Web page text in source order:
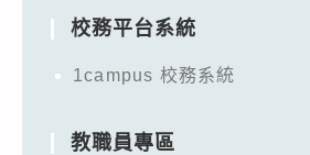
校務平台系統
1campus 校務系統
教職員專區